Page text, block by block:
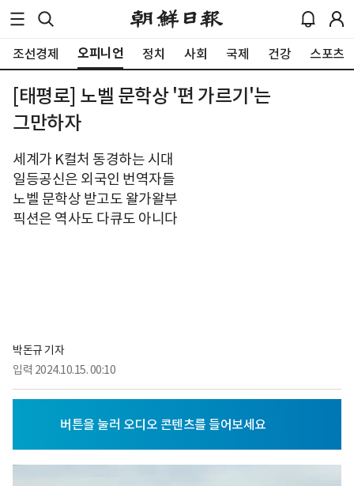
조선경제 오피니언 정치 사회 국제 건강 스포츠
[태평로] 노벨 문학상 '편 가르기'는
그만하자
세계가 K컬처 동경하는 시대
일등공신은 외국인 번역자들
노벨 문학상 받고도 왈가왈부
픽션은 역사도 다큐도 아니다
박돈규 기자
입력 2024.10.15. 00:10